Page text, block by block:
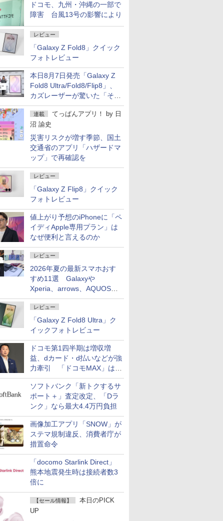
ドコモ、九州・沖縄の一部で
障害 台風13号の影響により
レビュー
「Galaxy Z Fold8」クイック
フォトレビュー
本日8月7日発売「Galaxy Z
Fold8 Ultra/Fold8/Flip8」、
カズレーザーが驚いた「そば
屋のメニュー並みの薄さ」
連載 てっぱんアプリ！ by 日
沼 諭史
災害リスクが増す季節、国土
交通省のアプリ「ハザードマ
ップ」で再確認を
レビュー
「Galaxy Z Flip8」クイック
フォトレビュー
値上がり予想のiPhoneに「ペ
イディApple専用プラン」は
なぜ便利と言えるのか
レビュー
2026年夏の最新スマホおす
すめ11選 Galaxyや
Xperia、arrows、AQUOSな
ど注目機種の特徴は
レビュー
「Galaxy Z Fold8 Ultra」ク
イックフォトレビュー
ドコモ第1四半期は増収増
益、dカード・d払いなどが強
力牽引 「ドコモMAX」は
400万契約突破
ソフトバンク「新トクするサ
ポート＋」査定改定、「Dラ
ンク」なら最大4.4万円負担
画像加工アプリ「SNOW」が
ステマ規制違反、消費者庁が
措置命令
「docomo Starlink Direct」
熊本地震発生時は接続者数3
倍に
【セール情報】
本日のPICK
UP